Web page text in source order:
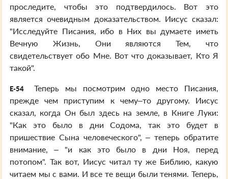
проследите, чтобы это подтвердилось. Вот это
является очевидным доказательством. Иисус сказал:
"Исследуйте Писания, ибо в Них вы думаете иметь
Вечную Жизнь, Они являются Тем, что
свидетельствует обо Мне. Вот что доказывает, Кто Я
такой".
E-54
Теперь мы посмотрим одно место Писания,
прежде чем приступим к чему–то другому. Иисус
сказал, когда Он был здесь на земле, в Книге Луки:
"Как это было в дни Содома, так это будет в
пришествие Сына человеческого", – теперь обратите
внимание, – "и как это было в дни Ноя, перед
потопом". Так вот, Иисус читал ту же Библию, какую
читаем мы с вами. И все те вещи были тенями. Теперь,